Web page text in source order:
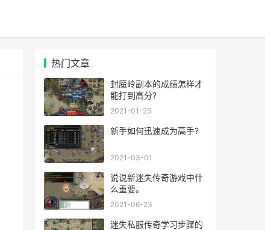
热门文章
封魔岭副本的成绩怎样才
能打到高分?
2021-01-25
新手如何迅速成为高手?
2021-03-01
说说新迷失传奇游戏中什
么重要。
2021-06-23
迷失私服传奇学习步骤的